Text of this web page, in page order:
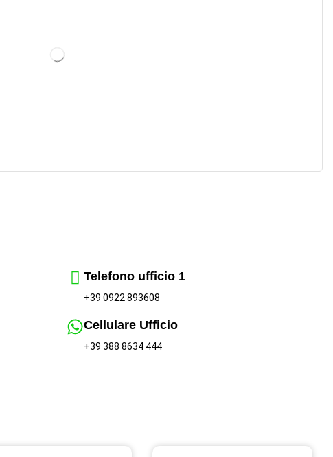
Telefono ufficio 1
+39 0922 893608
Cellulare Ufficio
+39 388 8634 444